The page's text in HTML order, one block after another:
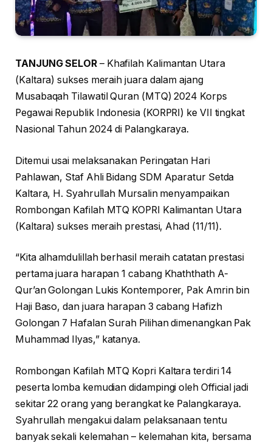
TANJUNG SELOR– Khafilah Kalimantan Utara
(Kaltara) sukses meraih juara dalam ajang
Musabaqah Tilawatil Quran (MTQ) 2024 Korps
Pegawai Republik Indonesia (KORPRI) ke VII tingkat
Nasional Tahun 2024 di Palangkaraya.
Ditemui usai melaksanakan Peringatan Hari
Pahlawan, Staf Ahli Bidang SDM Aparatur Setda
Kaltara, H. Syahrullah Mursalin menyampaikan
Rombongan Kafilah MTQ KOPRI Kalimantan Utara
(Kaltara) sukses meraih prestasi, Ahad (11/11).
“Kita alhamdulillah berhasil meraih catatan prestasi
pertama juara harapan 1 cabang Khaththath A-
Qur’an Golongan Lukis Kontemporer, Pak Amrin bin
Haji Baso, dan juara harapan 3 cabang Hafizh
Golongan 7 Hafalan Surah Pilihan dimenangkan Pak
Muhammad Ilyas,” katanya.
Rombongan Kafilah MTQ Kopri Kaltara terdiri 14
peserta lomba kemudian didampingi oleh Official jadi
sekitar 22 orang yang berangkat ke Palangkaraya.
Syahrullah mengakui dalam pelaksanaan tentu
banyak sekali kelemahan – kelemahan kita, bersama